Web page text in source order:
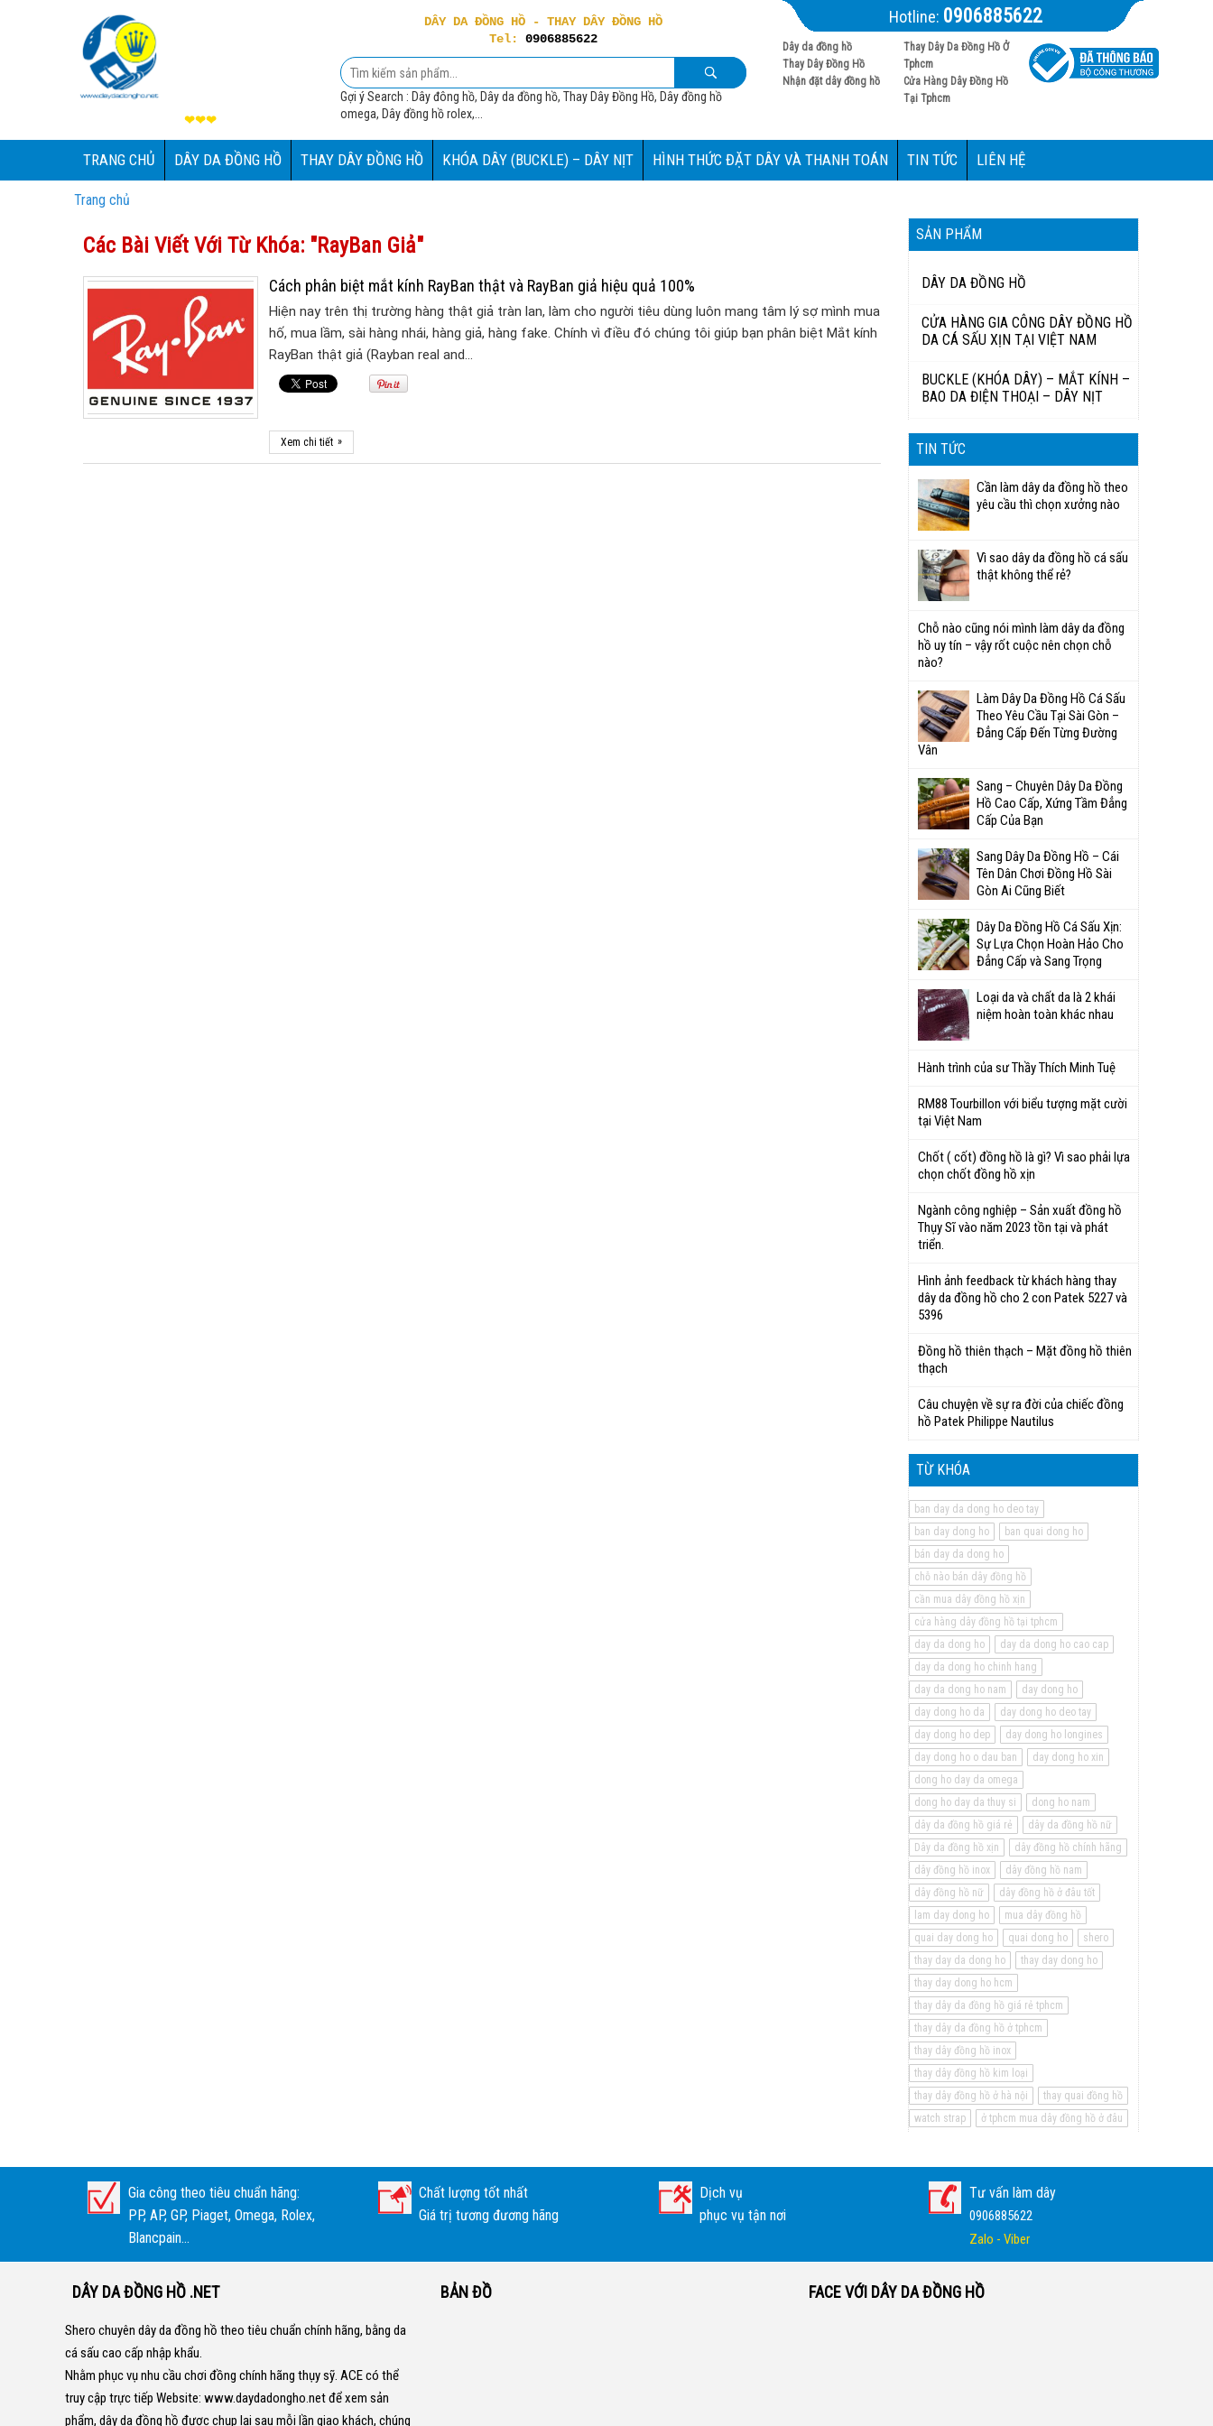
❤❤❤
DÂY DA ĐỒNG HỒ - THAY DÂY ĐỒNG HỒ
Tel: 0906885622
Gợi ý Search : Dây đông hồ, Dây da đồng hồ, Thay Dây Đồng Hồ, Dây đồng hồ
omega, Dây đồng hồ rolex,...
Hotline: 0906885622
Dây da đồng hồ
Thay Dây Đồng Hồ
Nhận đặt dây đồng hồ
Thay Dây Da Đồng Hồ Ở
Tphcm
Cửa Hàng Dây Đồng Hồ
Tại Tphcm
TRANG CHỦ DÂY DA ĐỒNG HỒ THAY DÂY ĐỒNG HỒ KHÓA DÂY (BUCKLE) – DÂY NỊT HÌNH THỨC ĐẶT DÂY VÀ THANH TOÁN TIN TỨC LIÊN HỆ
Trang chủ
Các Bài Viết Với Từ Khóa: "RayBan Giả"
Cách phân biệt mắt kính RayBan thật và RayBan giả hiệu quả 100%
Hiện nay trên thị trường hàng thật giả tràn lan, làm cho người tiêu dùng luôn mang tâm lý sợ mình mua
hố, mua lầm, sài hàng nhái, hàng giả, hàng fake. Chính vì điều đó chúng tôi giúp bạn phân biệt Mắt kính
RayBan thật giả (Rayban real and…
Xem chi tiết »
SẢN PHẨM
DÂY DA ĐỒNG HỒ
CỬA HÀNG GIA CÔNG DÂY ĐỒNG HỒ
DA CÁ SẤU XỊN TẠI VIỆT NAM
BUCKLE (KHÓA DÂY) – MẮT KÍNH –
BAO DA ĐIỆN THOẠI – DÂY NỊT
TIN TỨC
Cần làm dây da đồng hồ theo
yêu cầu thì chọn xưởng nào
Vì sao dây da đồng hồ cá sấu
thật không thể rẻ?
Chỗ nào cũng nói mình làm dây da đồng
hồ uy tín – vậy rốt cuộc nên chọn chỗ
nào?
Làm Dây Da Đồng Hồ Cá Sấu
Theo Yêu Cầu Tại Sài Gòn –
Đẳng Cấp Đến Từng Đường
Vân
Sang – Chuyên Dây Da Đồng
Hồ Cao Cấp, Xứng Tầm Đẳng
Cấp Của Bạn
Sang Dây Da Đồng Hồ – Cái
Tên Dân Chơi Đồng Hồ Sài
Gòn Ai Cũng Biết
Dây Da Đồng Hồ Cá Sấu Xịn:
Sự Lựa Chọn Hoàn Hảo Cho
Đẳng Cấp và Sang Trọng
Loại da và chất da là 2 khái
niệm hoàn toàn khác nhau
Hành trình của sư Thầy Thích Minh Tuệ
RM88 Tourbillon với biểu tượng mặt cười
tại Việt Nam
Chốt ( cốt) đồng hồ là gì? Vì sao phải lựa
chọn chốt đồng hồ xịn
Ngành công nghiệp – Sản xuất đồng hồ
Thụy Sĩ vào năm 2023 tồn tại và phát
triển.
Hình ảnh feedback từ khách hàng thay
dây da đồng hồ cho 2 con Patek 5227 và
5396
Đồng hồ thiên thạch – Mặt đồng hồ thiên
thạch
Câu chuyện về sự ra đời của chiếc đồng
hồ Patek Philippe Nautilus
TỪ KHÓA
ban day da dong ho deo tay
ban day dong ho
ban quai dong ho
bán day da dong ho
chỗ nào bán dây đồng hồ
cần mua dây đồng hồ xịn
cửa hàng dây đồng hồ tại tphcm
day da dong ho
day da dong ho cao cap
day da dong ho chinh hang
day da dong ho nam
day dong ho
day dong ho da
day dong ho deo tay
day dong ho dep
day dong ho longines
day dong ho o dau ban
day dong ho xin
dong ho day da omega
dong ho day da thuy si
dong ho nam
dây da đồng hồ giá rẻ
dây da đồng hồ nữ
Dây da đồng hồ xịn
dây đồng hồ chính hãng
dây đồng hồ inox
dây đồng hồ nam
dây đồng hồ nữ
dây đồng hồ ở đâu tốt
lam day dong ho
mua dây đồng hồ
quai day dong ho
quai dong ho
shero
thay day da dong ho
thay day dong ho
thay day dong ho hcm
thay dây da đồng hồ giá rẻ tphcm
thay dây da đồng hồ ở tphcm
thay dây đồng hồ inox
thay dây đồng hồ kim loại
thay dây đồng hồ ở hà nội
thay quai đồng hồ
watch strap
ở tphcm mua dây đồng hồ ở đâu
Gia công theo tiêu chuẩn hãng:
PP, AP, GP, Piaget, Omega, Rolex,
Blancpain...
Chất lượng tốt nhất
Giá trị tương đương hãng
Dịch vụ
phục vụ tận nơi
Tư vấn làm dây
0906885622
Zalo - Viber
DÂY DA ĐỒNG HỒ .NET
Shero chuyên dây da đồng hồ theo tiêu chuẩn chính hãng, bằng da
cá sấu cao cấp nhập khẩu.
Nhằm phục vụ nhu cầu chơi đồng chính hãng thụy sỹ. ACE có thể
truy cập trực tiếp Website: www.daydadongho.netđể xem sản
phẩm, dây da đồng hồ được chụp lại sau mỗi lần giao khách, chúng
BẢN ĐỒ FACE VỚI DÂY DA ĐỒNG HỒ